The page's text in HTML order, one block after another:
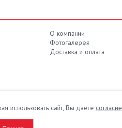
О компании
Фотогалерея
Доставка и оплата
использовать сайт, Вы даете согласие